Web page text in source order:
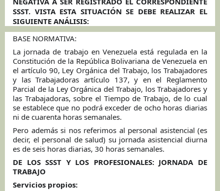
SSST. VISTA ESTA SITUACIÓN SE DEBE REALIZAR EL
SIGUIENTE ANÁLISIS:
BASE NORMATIVA:
La jornada de trabajo en Venezuela está regulada en la
Constitución de la República Bolivariana de Venezuela en
el artículo 90, Ley Orgánica del Trabajo, los Trabajadores
y las Trabajadoras artículo 137, y en el Reglamento
Parcial de la Ley Orgánica del Trabajo, los Trabajadores y
las Trabajadoras, sobre el Tiempo de Trabajo, de lo cual
se establece que no podrá exceder de ocho horas diarias
ni de cuarenta horas semanales.
Pero además si nos referimos al personal asistencial (es
decir, el personal de salud) su jornada asistencial diurna
es de seis horas diarias, 30 horas semanales.
DE LOS SSST Y LOS PROFESIONALES: JORNADA DE
TRABAJO
Servicios propios: